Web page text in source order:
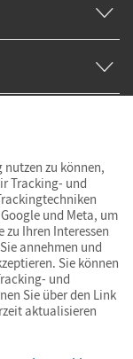
Cookies & Co.
zu können,
Tracking- und
und Meta, um
Ihren Interessen
annehmen und
Sie können
und
Sie über den Link
aktualisieren